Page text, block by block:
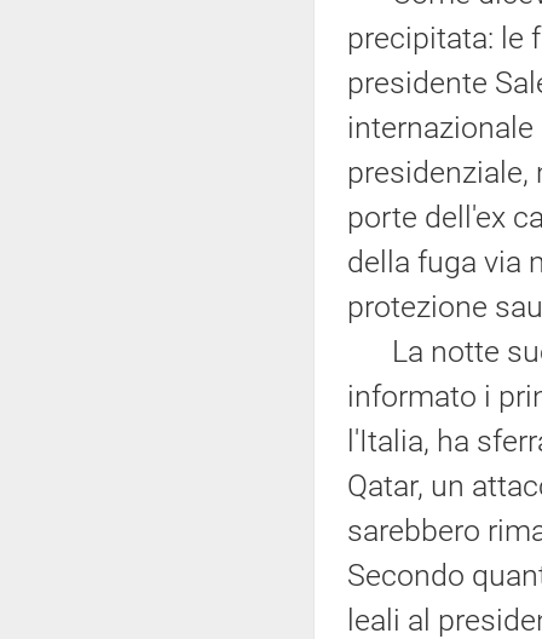
precipitata: le
presidente
porte dell'ex
della fuga via
protezione
La notte
informato i
l'Italia, ha
Qatar, un
sarebbero
Secondo
leali al